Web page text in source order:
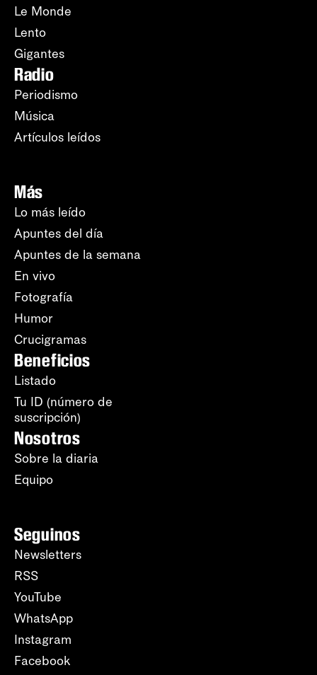
Le Monde
Lento
Gigantes
Radio
Periodismo
Música
Artículos leídos
Más
Lo más leído
Apuntes del día
Apuntes de la semana
En vivo
Fotografía
Humor
Crucigramas
Beneficios
Listado
Tu ID (número de
suscripción)
Nosotros
Sobre la diaria
Equipo
Seguinos
Newsletters
RSS
YouTube
WhatsApp
Instagram
Facebook